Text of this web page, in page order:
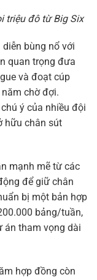
triệu đô từ Big Six
bùng nổ với
quan trọng đưa
và đoạt cúp
chờ đợi.
ý của nhiều đội
hữu chân sút
mạnh mẽ từ các
để giữ chân
bị một bản hợp
bảng/tuần,
án tham vọng dài
hợp đồng còn